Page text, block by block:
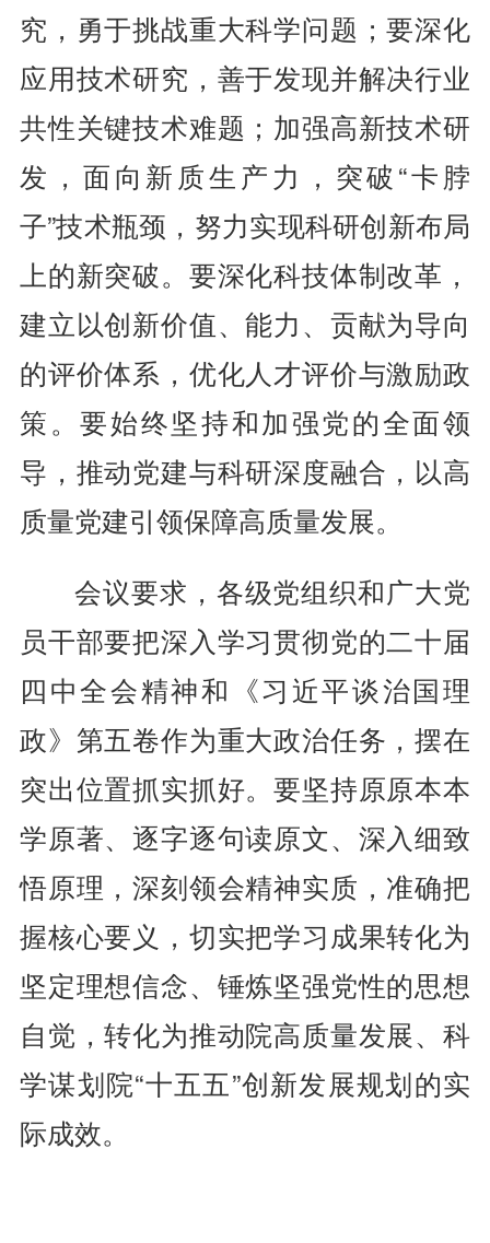
究，勇于挑战重大科学问题；要深化
应用技术研究，善于发现并解决行业
共性关键技术难题；加强高新技术研
发，面向新质生产力，突破“卡脖
子”技术瓶颈，努力实现科研创新布局
上的新突破。要深化科技体制改革，
建立以创新价值、能力、贡献为导向
的评价体系，优化人才评价与激励政
策。要始终坚持和加强党的全面领
导，推动党建与科研深度融合，以高
质量党建引领保障高质量发展。
会议要求，各级党组织和广大党
员干部要把深入学习贯彻党的二十届
四中全会精神和《习近平谈治国理
政》第五卷作为重大政治任务，摆在
突出位置抓实抓好。要坚持原原本本
学原著、逐字逐句读原文、深入细致
悟原理，深刻领会精神实质，准确把
握核心要义，切实把学习成果转化为
坚定理想信念、锤炼坚强党性的思想
自觉，转化为推动院高质量发展、科
学谋划院“十五五”创新发展规划的实
际成效。